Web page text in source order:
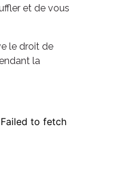
et de vous
le droit de
la